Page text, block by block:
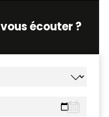
écouter ?